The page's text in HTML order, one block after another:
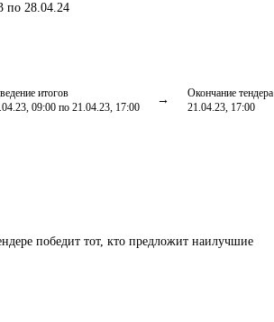
по 28.04.24
итогов
09:00 по 21.04.23, 17:00
Окончание тендера
21.04.23, 17:00
победит тот, кто предложит наилучшие